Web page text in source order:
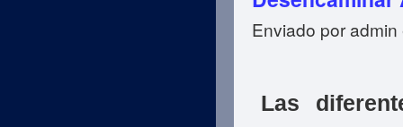
Enviado poradmin
Las